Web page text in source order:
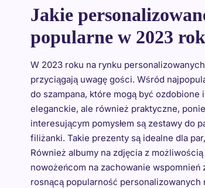
Jakie
popularne w 2023
W 2023 roku na rynku
przyciągają uwagę gości. Wśród
do szampana, które mogą być ozdobione
eleganckie, ale również praktyczne,
interesującym pomysłem są zestawy do
filiżanki. Takie prezenty są idealne dla
Również albumy na zdjęcia z
nowożeńcom na zachowanie
rosnącą popularność personalizowanych